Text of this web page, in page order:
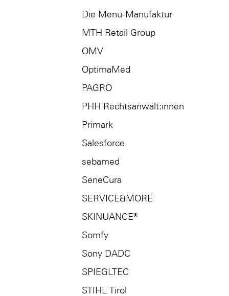
Die Menü-Manufaktur
MTH Retail Group
OMV
OptimaMed
PAGRO
PHH Rechtsanwält:innen
Primark
Salesforce
sebamed
SeneCura
SERVICE&MORE
SKINUANCE®
Somfy
Sony DADC
SPIEGLTEC
STIHL Tirol